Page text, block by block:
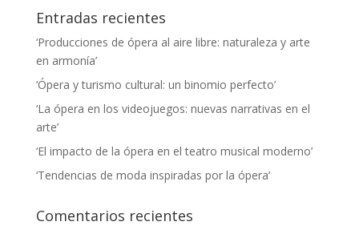
Entradas recientes
‘Producciones de ópera al aire libre: naturaleza y arte
en armonía’
‘Ópera y turismo cultural: un binomio perfecto’
‘La ópera en los videojuegos: nuevas narrativas en el
arte’
‘El impacto de la ópera en el teatro musical moderno’
‘Tendencias de moda inspiradas por la ópera’
Comentarios recientes